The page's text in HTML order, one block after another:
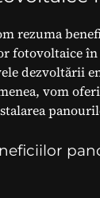
rezuma
fotovoltaice în
dezvoltării
vom